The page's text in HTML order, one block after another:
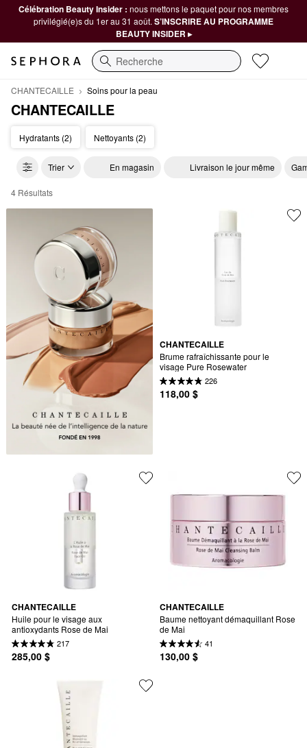
Célébration Beauty Insider : nous mettons le paquet pour nos membres
privilégié(e)s du 1er au 31 août. S’INSCRIRE AU PROGRAMME
BEAUTY INSIDER ▸
Recherche
CHANTECAILLE Soins pour la peau
CHANTECAILLE
Hydratants (2) Nettoyants (2)
Trier En magasin Livraison le jour même
CHANTECAILLE Soins pour la peau
4 Résultats
CHANTECAILLE
Brume rafraîchissante pour le
visage Pure Rosewater
226
118,00 $
CHANTECAILLE
Huile pour le visage aux
antioxydants Rose de Mai
217
285,00 $
CHANTECAILLE
Baume nettoyant démaquillant Rose
de Mai
41
130,00 $